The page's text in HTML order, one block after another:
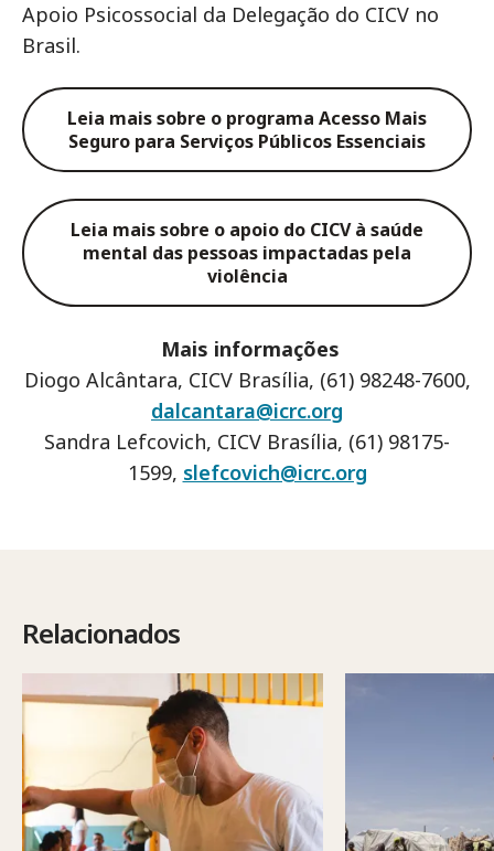
Apoio Psicossocial da Delegação do CICV no
Brasil.
Leia mais sobre o programa Acesso Mais
Seguro para Serviços Públicos Essenciais
Leia mais sobre o apoio do CICV à saúde
mental das pessoas impactadas pela
violência
Mais informações
Diogo Alcântara, CICV Brasília, (61) 98248-7600,
dalcantara@icrc.org
Sandra Lefcovich, CICV Brasília, (61) 98175-
1599, slefcovich@icrc.org
Relacionados